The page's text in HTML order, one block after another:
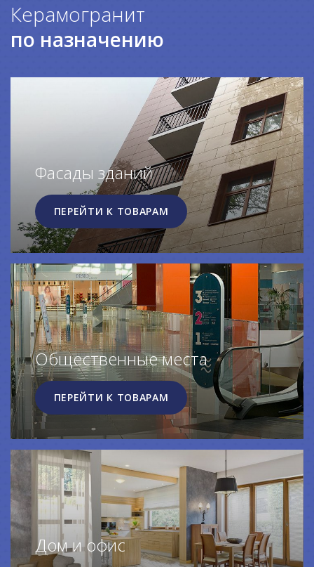
Керамогранит
по назначению
Фасады зданий
ПЕРЕЙТИ К ТОВАРАМ
Общественные места
ПЕРЕЙТИ К ТОВАРАМ
Дом и офис